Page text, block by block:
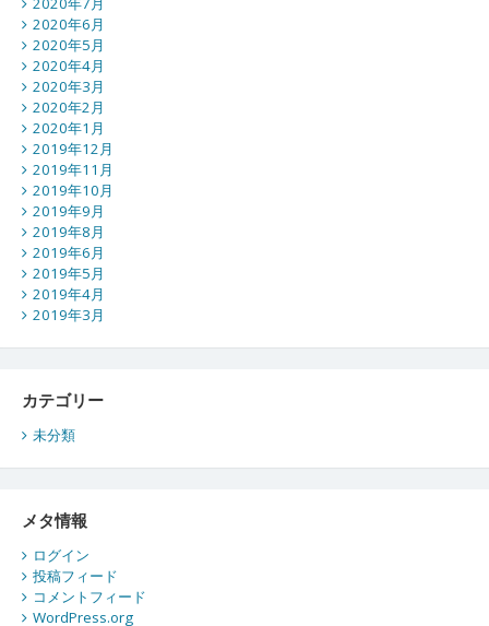
2020年6月
2020年5月
2020年4月
2020年3月
2020年2月
2020年1月
2019年12月
2019年11月
2019年10月
2019年9月
2019年8月
2019年6月
2019年5月
2019年4月
2019年3月
カテゴリー
未分類
メタ情報
ログイン
投稿フィード
コメントフィード
WordPress.org